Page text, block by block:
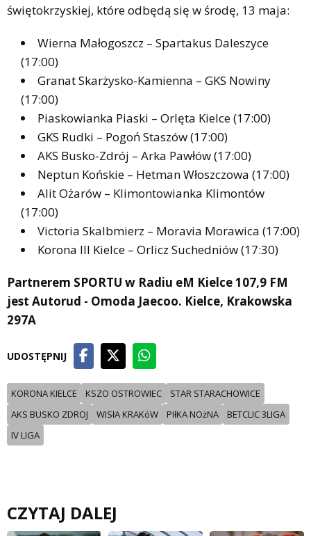
świętokrzyskiej, które odbędą się w środę, 13 maja:
Wierna Małogoszcz – Spartakus Daleszyce
(17:00)
Granat Skarżysko-Kamienna – GKS Nowiny
(17:00)
Piaskowianka Piaski – Orlęta Kielce (17:00)
GKS Rudki – Pogoń Staszów (17:00)
AKS Busko-Zdrój – Arka Pawłów (17:00)
Neptun Końskie – Hetman Włoszczowa (17:00)
Alit Ożarów – Klimontowianka Klimontów
(17:00)
Victoria Skalbmierz – Moravia Morawica (17:00)
Korona III Kielce – Orlicz Suchedniów (17:30)
Partnerem SPORTU w Radiu eM Kielce 107,9 FM
jest Autorud - Omoda Jaecoo. Kielce, Krakowska
297A
UDOSTĘPNIJ
KORONA KIELCE KSZO OSTROWIEC
STAR STARACHOWICE
AKS BUSKO ZDROJ
WISłA KRAKóW PIłKA NOżNA
BETCLIC 3LIGA
IV LIGA
CZYTAJ DALEJ